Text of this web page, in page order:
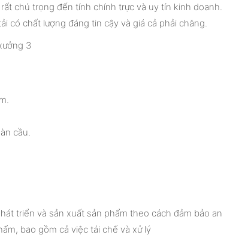
chú trọng đến tính chính trực và uy tín kinh doanh.
có chất lượng đáng tin cậy và giá cả phải chăng.
cầu.
triển và sản xuất sản phẩm theo cách đảm bảo an
bao gồm cả việc tái chế và xử lý